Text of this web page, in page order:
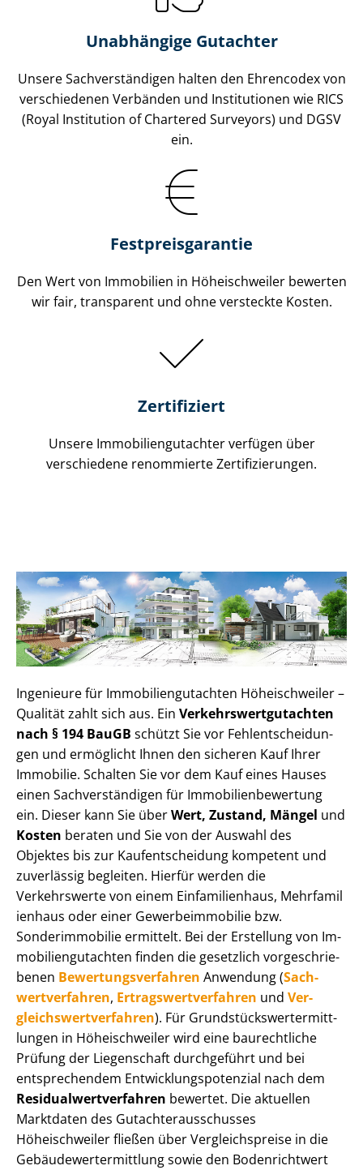
Unabhängige Gutachter
Unsere Sach­ver­stän­di­gen halten den Ehrencodex von
verschiedenen Verbänden und Institutionen wie RICS
(Royal Institution of Chartered Surveyors) und DGSV
ein.
Festpreis​garantie
Den Wert von Immobilien in Höheischweiler bewerten
wir fair, transparent und ohne versteckte Kosten.
Zertifiziert
Unsere Immobilien­gutachter verfügen über
verschiedene renommierte Zer­ti­fi­zie­run­gen.
Ingenieure für Im­mo­bi­li­en­gut­ach­ten Höheischweiler –
Qualität zahlt sich aus. Ein Ver­kehrs­wert­gut­ach­ten
nach § 194 BauGB schützt Sie vor Fehl­ent­schei­dun­
gen und ermöglicht Ihnen den sicheren Kauf Ihrer
Immobilie. Schalten Sie vor dem Kauf eines Hauses
einen Sach­ver­stän­di­gen für Im­mo­bi­li­en­be­wer­tung
ein. Dieser kann Sie überWert, Zustand, Mängel und
Kosten beraten und Sie von der Auswahl des
Objektes bis zur Kauf­ent­schei­dung kompetent und
zuverlässig begleiten. Hierfür werden die
Verkehrswerte von einem Einfamilienhaus, Mehr­fa­mi­l
i­en­haus oder einer Ge­wer­be­im­mo­bi­lie bzw.
Sonderimmobilie ermittelt. Bei der Erstellung von Im­
mo­bi­li­en­gut­ach­ten finden die gesetzlich vor­ge­schrie­
be­nen Be­wer­tungs­ver­fah­ren Anwendung (Sach­
wert­ver­fah­ren, Er­trags­wert­ver­fah­ren und Ver­
gleichs­wert­ver­fah­ren). Für Grund­stücks­wert­ermitt­
lun­gen in Höheischweiler wird eine baurechtliche
Prüfung der Liegenschaft durchgeführt und bei
entsprechendem Ent­wick­lungs­po­ten­zi­al nach dem
Re­si­du­al­wert­ver­fah­ren bewertet. Die aktuellen
Marktdaten des Gut­ach­ter­aus­schus­ses
Höheischweiler fließen über Ver­gleichs­prei­se in die
Ge­bäu­de­wert­ermitt­lung sowie den Bodenrichtwert